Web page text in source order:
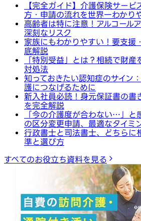
【完全ガイド】介護保険サービ
方・申請の流れを世界一わかり
高齢者は特に注意！アルコール
深刻なリスク
家族にもわかりやすい！要支援
底解説
「特別受益」とは？相続で財
対処法
知っておきたい認知症のサイン
護につなげるために
新入社員必読！身元保証書の書
を完全解説
「今の介護度が合わない…」と
の区分変更申請、最適なタイミ
行政書士と司法書士、どちらに
準と選び方
すべてのお役立ち資料を見る